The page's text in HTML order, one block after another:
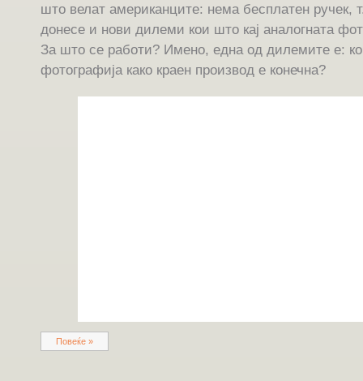
што велат американците: нема бесплатен ручек,
донесе и нови дилеми кои што кај аналогната
За што се работи? Имено, една од дилемите е:
фотографија како краен производ е конечна?
Повеќе »